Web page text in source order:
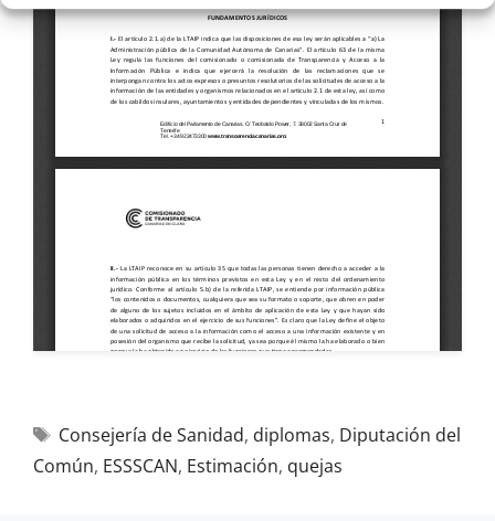
Consejería de Sanidad, diplomas, Diputación del
Común, ESSSCAN, Estimación, quejas